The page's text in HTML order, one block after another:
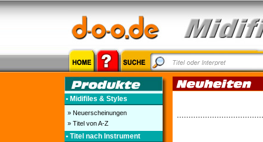
• Midifiles & Styles
» Neuerscheinungen
» Titel von A-Z
• Titel nach Instrument